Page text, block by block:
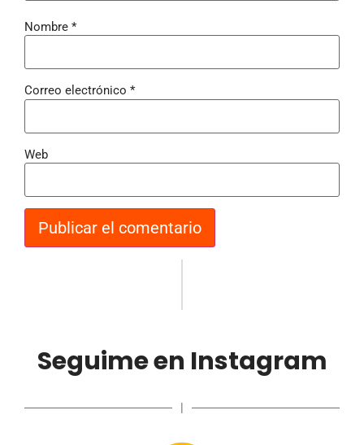
Nombre *
Correo electrónico *
Web
Seguime en Instagram
|